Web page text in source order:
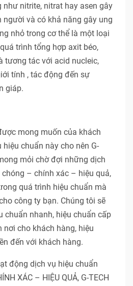
như nitrite, nitrat hay asen gây
người và có khả năng gây ung
nhỏ trong cơ thể là một loại
trình tổng hợp axit béo,
tương tác với acid nucleic,
tính , tác động đến sự
giáp.
mong muốn của khách
chuẩn này cho nên G-
mỏi chờ đợi những dịch
– chính xác – hiệu quả,
quá trình hiệu chuẩn mà
công ty bạn. Chúng tôi sẽ
chuẩn nhanh, hiệu chuẩn cấp
nơi cho khách hàng, hiệu
đến với khách hàng.
động dịch vụ hiệu chuẩn
XÁC – HIỆU QUẢ, G-TECH